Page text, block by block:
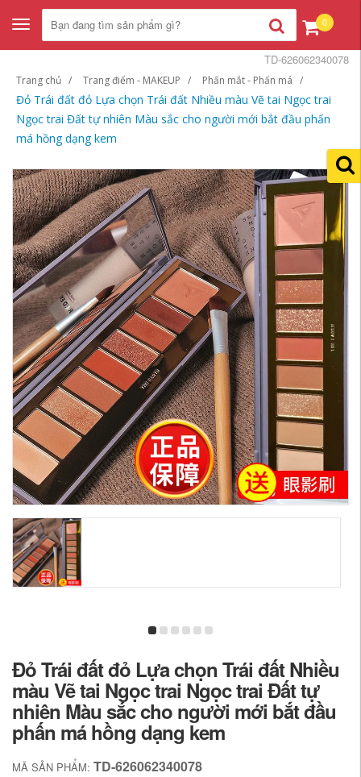
Toggle
navigation
0
Trang chủ Trang điểm - MAKEUP Phấn mắt - Phấn má
Đỏ Trái đất đỏ Lựa chọn Trái đất Nhiều màu Vẽ tai Ngọc trai
Ngọc trai Đất tự nhiên Màu sắc cho người mới bắt đầu phấn
má hồng dạng kem
TD-626062340078
Đỏ Trái đất đỏ Lựa chọn Trái đất Nhiều
màu Vẽ tai Ngọc trai Ngọc trai Đất tự
nhiên Màu sắc cho người mới bắt đầu
phấn má hồng dạng kem
MÃ SẢN PHẨM: TD-626062340078